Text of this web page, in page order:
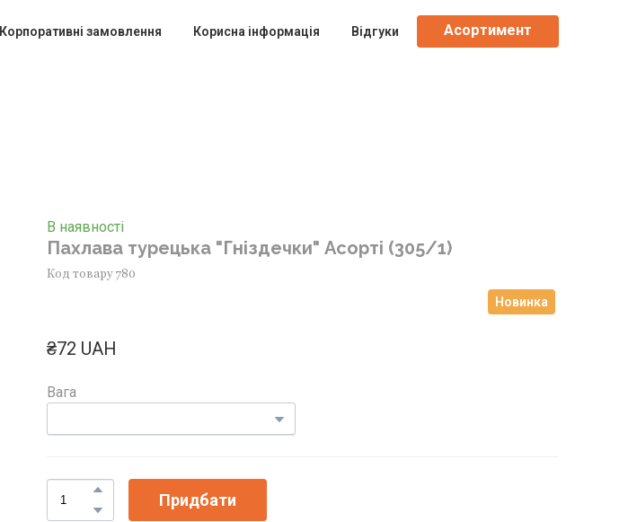
Корпоративні замовлення Корисна інформація Відгуки Асортимент
В наявності
Пахлава турецька "Гніздечки" Асорті (305/1)
Код товару 780
Новинка
₴72 UAH
Вага
Придбати